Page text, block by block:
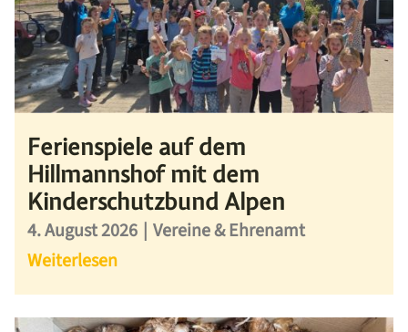
Ferienspiele auf dem
Hillmannshof mit dem
Kinderschutzbund Alpen
4. August 2026 | Vereine & Ehrenamt
Weiterlesen